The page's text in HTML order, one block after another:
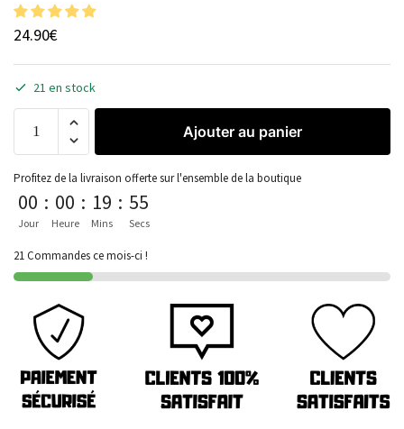
24.90€
21 en stock
Ajouter au panier
Profitez de la livraison offerte sur l'ensemble de la boutique
00
Jour
: 00
Heure
: 19
Mins
: 55
Secs
21 Commandes ce mois-ci !